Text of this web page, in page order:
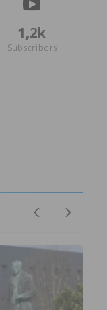
1,2k
Subscribers